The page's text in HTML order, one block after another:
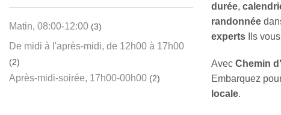
durée,
randonnée
experts Ils
Avec Chemin
Embarquez
locale.
Matin, 08:00-12:00 (3)
De midi à l'après-midi, de 12h00 à 17h00
(2)
Après-midi-soirée, 17h00-00h00 (2)